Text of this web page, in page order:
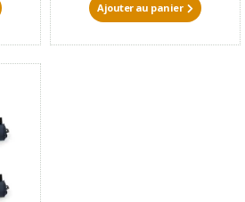
Ajouter au panier